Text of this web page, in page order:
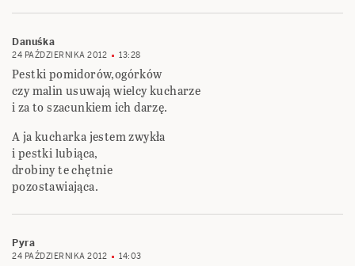
Danuśka
24 PAŹDZIERNIKA 2012 13:28
Pestki pomidorów,ogórków
czy malin usuwają wielcy kucharze
i za to szacunkiem ich darzę.
A ja kucharka jestem zwykła
i pestki lubiąca,
drobiny te chętnie
pozostawiająca.
Pyra
24 PAŹDZIERNIKA 2012 14:03